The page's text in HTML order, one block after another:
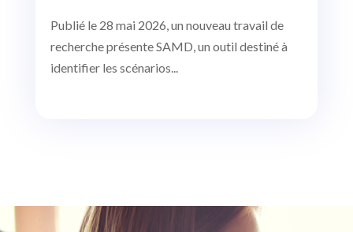
Publié le 28 mai 2026, un nouveau travail de
recherche présente SAMD, un outil destiné à
identifier les scénarios...